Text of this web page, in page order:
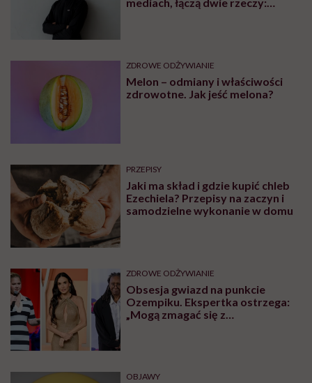
ZDROWE ODŻYWIANIE
Melon – odmiany i właściwości
zdrowotne. Jak jeść melona?
PRZEPISY
Jaki ma skład i gdzie kupić chleb
Ezechiela? Przepisy na zaczyn i
samodzielne wykonanie w domu
ZDROWE ODŻYWIANIE
Obsesja gwiazd na punkcie
Ozempiku. Ekspertka ostrzega:
„Mogą zmagać się z
OBJAWY